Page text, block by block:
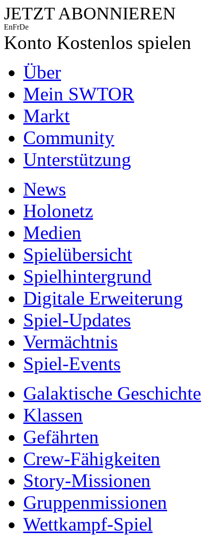
JETZT ABONNIEREN
EnFrDe
Konto Kostenlos spielen
Über
Mein SWTOR
Markt
Community
Unterstützung
News
Holonetz
Medien
Spielübersicht
Spielhintergrund
Digitale Erweiterung
Spiel-Updates
Vermächtnis
Spiel-Events
Galaktische Geschichte
Klassen
Gefährten
Crew-Fähigkeiten
Story-Missionen
Gruppenmissionen
Wettkampf-Spiel